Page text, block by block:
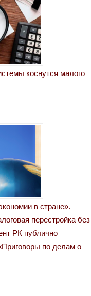
коснутся малого
в стране».
перестройка без
РК публично
по делам о